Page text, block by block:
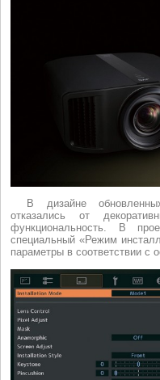
В дизайне
отказались от
функциональность. В
специальный «Режим
параметры в соответствии с